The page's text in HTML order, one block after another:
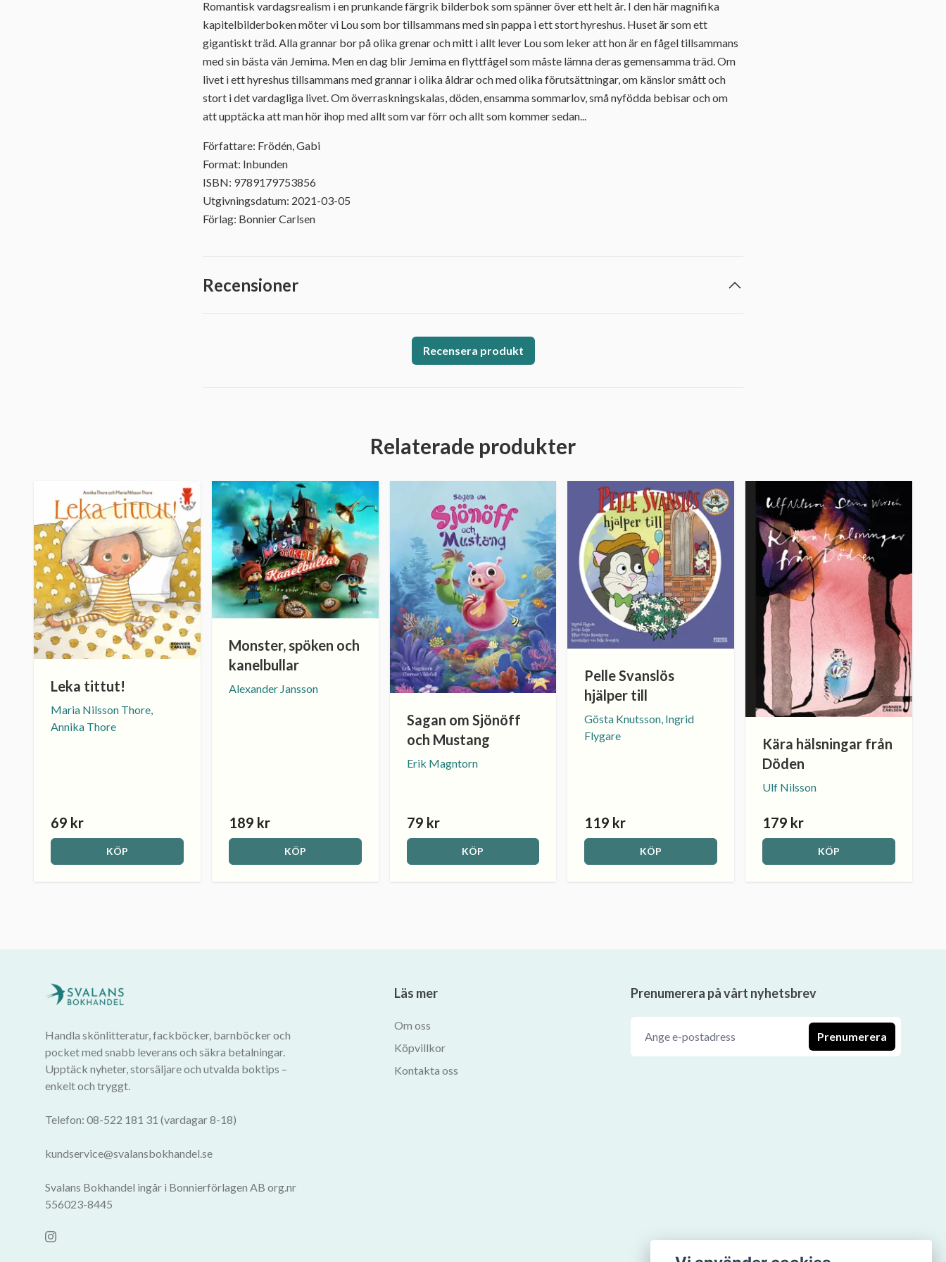
Romantisk vardagsrealism i en prunkande färgrik bilderbok som spänner över ett helt år. I den här magnifika
kapitelbilderboken möter vi Lou som bor tillsammans med sin pappa i ett stort hyreshus. Huset är som ett
gigantiskt träd. Alla grannar bor på olika grenar och mitt i allt lever Lou som leker att hon är en fågel tillsammans
med sin bästa vän Jemima. Men en dag blir Jemima en flyttfågel som måste lämna deras gemensamma träd. Om
livet i ett hyreshus tillsammans med grannar i olika åldrar och med olika förutsättningar, om känslor smått och
stort i det vardagliga livet. Om överraskningskalas, döden, ensamma sommarlov, små nyfödda bebisar och om
att upptäcka att man hör ihop med allt som var förr och allt som kommer sedan...
Författare: Frödén, Gabi
Format: Inbunden
ISBN: 9789179753856
Utgivningsdatum: 2021-03-05
Förlag: Bonnier Carlsen
Recensioner
Recensera produkt
Relaterade produkter
Leka tittut!
Maria Nilsson Thore,
Annika Thore
69 kr
KÖP
Monster, spöken och
kanelbullar
Alexander Jansson
189 kr
KÖP
Sagan om Sjönöff
och Mustang
Erik Magntorn
79 kr
KÖP
Pelle Svanslös
hjälper till
Gösta Knutsson, Ingrid
Flygare
119 kr
KÖP
Kära hälsningar från
Döden
Ulf Nilsson
179 kr
KÖP
Handla skönlitteratur, fackböcker, barnböcker och
pocket med snabb leverans och säkra betalningar.
Upptäck nyheter, storsäljare och utvalda boktips –
enkelt och tryggt.
Telefon: 08-522 181 31 (vardagar 8-18)
kundservice@svalansbokhandel.se
Svalans Bokhandel ingår i Bonnierförlagen AB org.nr
556023-8445
Läs mer
Om oss
Köpvillkor
Kontakta oss
Prenumerera på vårt nyhetsbrev
Prenumerera